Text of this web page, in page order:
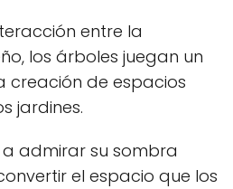
entre la
los árboles juegan un
creación de espacios
jardines.
admirar su sombra
el espacio que los